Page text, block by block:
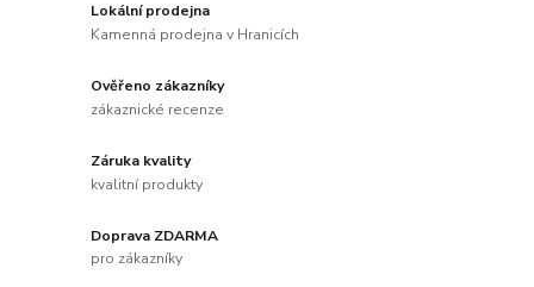
Lokální prodejna
Kamenná prodejna v Hranicích
Ověřeno zákazníky
zákaznické recenze
Záruka kvality
kvalitní produkty
Doprava ZDARMA
pro zákazníky